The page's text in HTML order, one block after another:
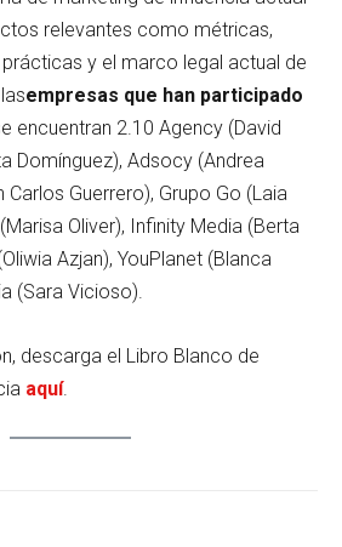
relevantes como métricas,
y el marco legal actual de
empresas que han participado
encuentran 2.10 Agency (David
Domínguez), Adsocy (Andrea
Carlos Guerrero), Grupo Go (Laia
Oliver), Infinity Media (Berta
Azjan), YouPlanet (Blanca
(Sara Vicioso).
descarga el Libro Blanco de
aquí.